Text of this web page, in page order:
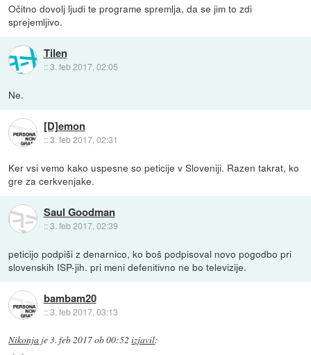
Očitno dovolj ljudi te programe spremlja, da se jim to zdi
sprejemljivo.
Tilen
::3. feb 2017, 02:05
Ne.
[D]emon
::3. feb 2017, 02:31
Ker vsi vemo kako uspesne so peticije v Sloveniji. Razen takrat, ko
gre za cerkvenjake.
Saul Goodman
::3. feb 2017, 02:39
peticijo podpiši z denarnico, ko boš podpisoval novo pogodbo pri
slovenskih ISP-jih. pri meni defenitivno ne bo televizije.
bambam20
::3. feb 2017, 03:13
Nikonja je3. feb 2017 ob 00:52 izjavil: